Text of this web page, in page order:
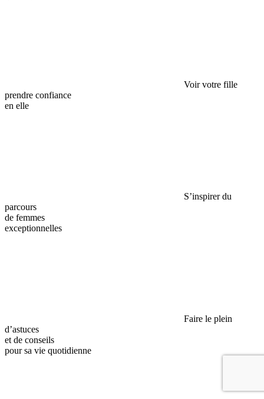
Voir votre fille
prendre confiance
en elle
S’inspirer du
parcours
de femmes
exceptionnelles
Faire le plein
d’astuces
et de conseils
pour sa vie quotidienne